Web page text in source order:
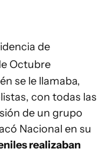
de
Octubre
se le llamaba,
con todas las
de un grupo
Nacional en su
realizaban